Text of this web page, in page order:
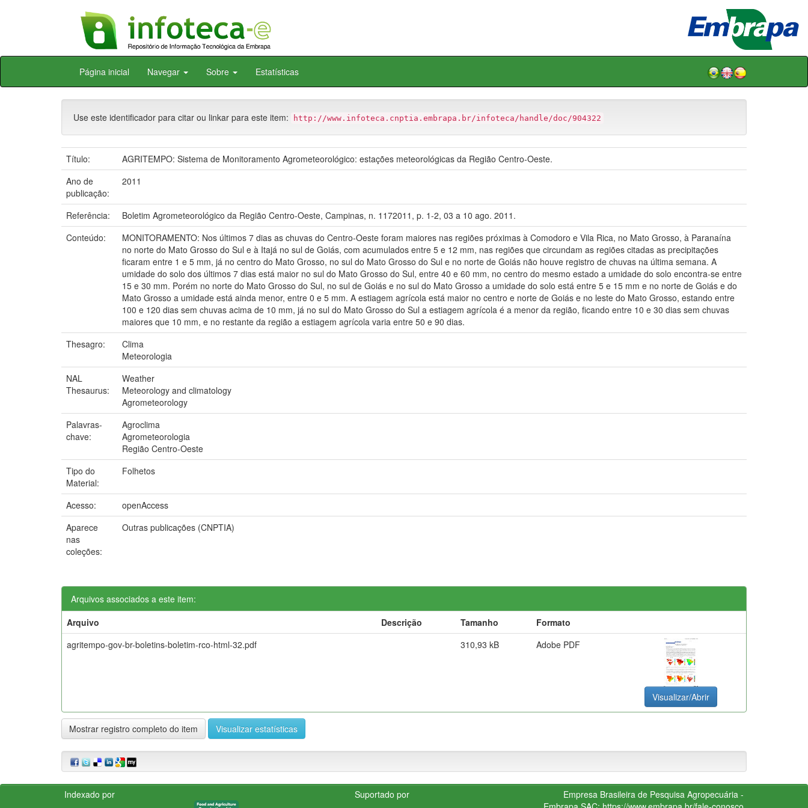
Skip
Página inicial Navegar Sobre Estatísticas
Use este identificador para citar ou linkar para este item: http://www.infoteca.cnptia.embrapa.br/infoteca/handle/doc/904322
Título:
AGRITEMPO: Sistema de Monitoramento Agrometeorológico: estações meteorológicas da Região Centro-Oeste.
Ano de
publicação:
2011
Referência:
Boletim Agrometeorológico da Região Centro-Oeste, Campinas, n. 1172011, p. 1-2, 03 a 10 ago. 2011.
Conteúdo:
MONITORAMENTO: Nos últimos 7 dias as chuvas do Centro-Oeste foram maiores nas regiões próximas à Comodoro e Vila Rica, no Mato Grosso, à Paranaína
no norte do Mato Grosso do Sul e à Itajá no sul de Goiás, com acumulados entre 5 e 12 mm, nas regiões que circundam as regiões citadas as precipitações
ficaram entre 1 e 5 mm, já no centro do Mato Grosso, no sul do Mato Grosso do Sul e no norte de Goiás não houve registro de chuvas na última semana. A
umidade do solo dos últimos 7 dias está maior no sul do Mato Grosso do Sul, entre 40 e 60 mm, no centro do mesmo estado a umidade do solo encontra-se entre
15 e 30 mm. Porém no norte do Mato Grosso do Sul, no sul de Goiás e no sul do Mato Grosso a umidade do solo está entre 5 e 15 mm e no norte de Goiás e do
Mato Grosso a umidade está ainda menor, entre 0 e 5 mm. A estiagem agrícola está maior no centro e norte de Goiás e no leste do Mato Grosso, estando entre
100 e 120 dias sem chuvas acima de 10 mm, já no sul do Mato Grosso do Sul a estiagem agrícola é a menor da região, ficando entre 10 e 30 dias sem chuvas
maiores que 10 mm, e no restante da região a estiagem agrícola varia entre 50 e 90 dias.
Thesagro:
Clima
Meteorologia
NAL
Thesaurus:
Weather
Meteorology and climatology
Agrometeorology
Palavras-
chave:
Agroclima
Agrometeorologia
Região Centro-Oeste
Tipo do
Material:
Folhetos
Acesso:
openAccess
Aparece
nas
coleções:
Outras publicações (CNPTIA)
Arquivos associados a este item:
Arquivo
Descrição Tamanho
Formato
agritempo-gov-br-boletins-boletim-rco-html-32.pdf
310,93 kB Adobe PDF
Visualizar/Abrir
Mostrar registro completo do item Visualizar estatísticas
Indexado por Suportado por
Empresa Brasileira de Pesquisa Agropecuária -